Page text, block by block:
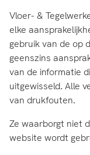
Vloer- &
elke
gebruik van de op
geenszins
van de informatie
uitgewisseld. Alle
van drukfouten.
Ze waarborgt niet
website wordt